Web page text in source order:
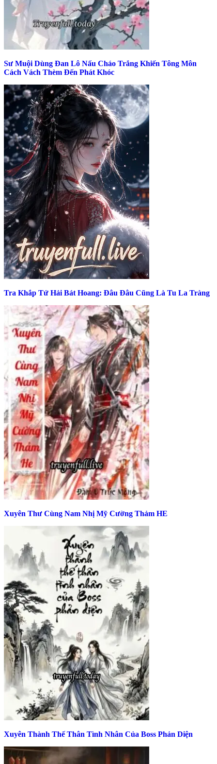
Sư Muội Dùng Đan Lô Nấu Cháo Trắng Khiến Tông Môn
Cách Vách Thèm Đến Phát Khóc
Tra Khắp Tứ Hải Bát Hoang: Đâu Đâu Cũng Là Tu La Tràng
Xuyên Thư Cùng Nam Nhị Mỹ Cường Thảm HE
Xuyên Thành Thế Thân Tình Nhân Của Boss Phản Diện